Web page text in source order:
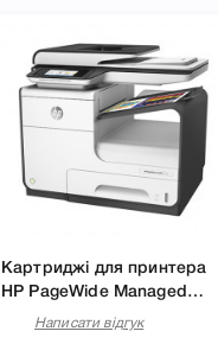
Картриджі для принтера
HP PageWide Managed
P57750dw
Написати відгук